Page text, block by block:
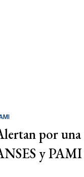
por una
y PAMI